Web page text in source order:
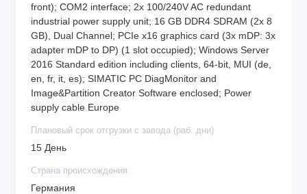
front); COM2 interface; 2x 100/240V AC redundant
industrial power supply unit; 16 GB DDR4 SDRAM (2x 8
GB), Dual Channel; PCIe x16 graphics card (3x mDP: 3x
adapter mDP to DP) (1 slot occupied); Windows Server
2016 Standard edition including clients, 64-bit, MUI (de,
en, fr, it, es); SIMATIC PC DiagMonitor and
Image&Partition Creator Software enclosed; Power
supply cable Europe
Плановый срок отгрузки с завода (раб. дни)
15 День
Страна происхождения
Германия